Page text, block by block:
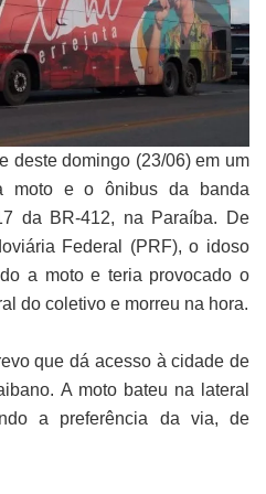
deste domingo (23/06) em um
moto e o ônibus da banda
da BR-412, na Paraíba. De
Federal (PRF), o idoso
a moto e teria provocado o
do coletivo e morreu na hora.
que dá acesso à cidade de
A moto bateu na lateral
a preferência da via, de